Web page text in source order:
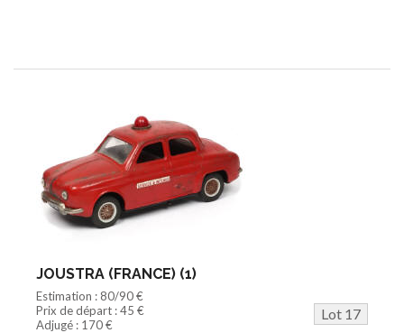
JOUSTRA (FRANCE) (1)
Estimation : 80/90 €
Prix de départ : 45 €
Lot 17
Adjugé : 170 €